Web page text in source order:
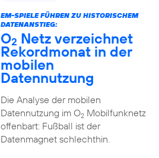
EM-SPIELE FÜHREN ZU HISTORISCHEM
DATENANSTIEG:
O2 Netz verzeichnet
Rekordmonat in der
mobilen
Datennutzung
Die Analyse der mobilen
Datennutzung im O2Mobilfunknetz
offenbart: Fußball ist der
Datenmagnet schlechthin.